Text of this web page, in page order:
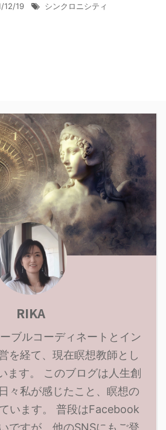
12/19 シンクロニシティ
RIKA
ブルコーディネートとイン
を経て、現在瞑想教師とし
ます。 このブログは人生創
々私が感じたこと、瞑想の
います。 普段はFacebook
ですが、他のSNSにもご登